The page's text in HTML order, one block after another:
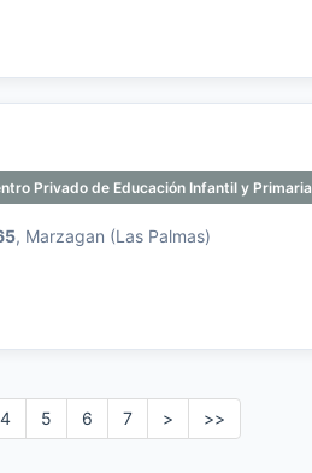
Privado de Educación Infantil y Primaria
, Marzagan (Las Palmas)
4 5 6 7 > >>